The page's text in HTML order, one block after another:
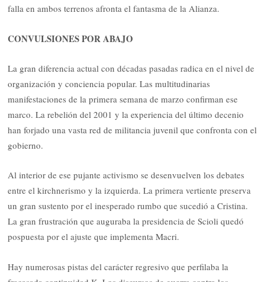
falla en ambos terrenos afronta el fantasma de la Alianza.
CONVULSIONES POR ABAJO
La gran diferencia actual con décadas pasadas radica en el nivel de
organización y conciencia popular. Las multitudinarias
manifestaciones de la primera semana de marzo confirman ese
marco. La rebelión del 2001 y la experiencia del último decenio
han forjado una vasta red de militancia juvenil que confronta con el
gobierno.
Al interior de ese pujante activismo se desenvuelven los debates
entre el kirchnerismo y la izquierda. La primera vertiente preserva
un gran sustento por el inesperado rumbo que sucedió a Cristina.
La gran frustración que auguraba la presidencia de Scioli quedó
pospuesta por el ajuste que implementa Macri.
Hay numerosas pistas del carácter regresivo que perfilaba la